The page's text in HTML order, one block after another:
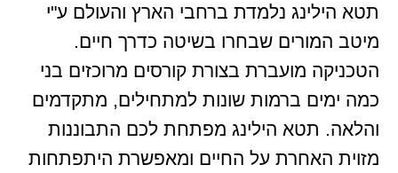
תטא הילינג נלמדת ברחבי הארץ והעולם ע"י
מיטב המורים שבחרו בשיטה כדרך חיים.
הטכניקה מועברת בצורת קורסים מרוכזים בני
כמה ימים ברמות שונות למתחילים, מתקדמים
והלאה. תטא הילינג מפתחת לכם התבוננות
מזוית האחרת על החיים ומאפשרת היתפתחות